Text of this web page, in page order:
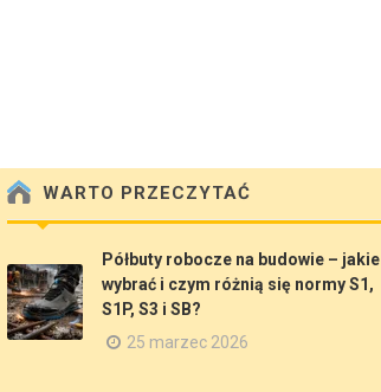
WARTO PRZECZYTAĆ
Półbuty robocze na budowie – jakie
wybrać i czym różnią się normy S1,
S1P, S3 i SB?
25 marzec 2026